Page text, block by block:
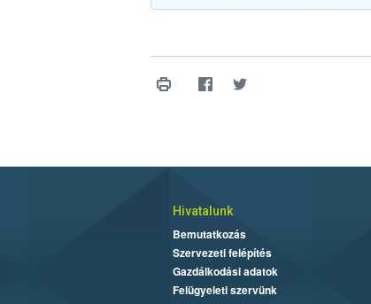
Hivatalunk
Bemutatkozás
Szervezeti felépítés
Gazdálkodási adatok
Felügyeleti szervünk